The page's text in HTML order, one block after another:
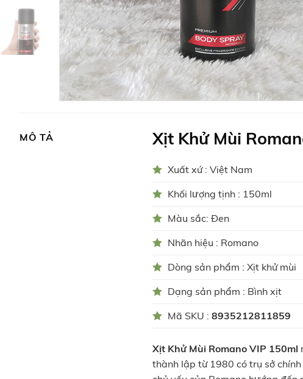
MÔ TẢ Xịt Khử Mùi
Xuất xứ : Việt Nam
Khối lượng tịnh : 150ml
Màu sắc: Đen
Nhãn hiệu : Romano
Dòng sản phẩm : Xịt khử mùi
Dạng sản phẩm : Bình xịt
Mã SKU :8935212811859
Xịt Khử Mùi Romano VIP 150ml
thành lập từ 1980 có trụ sở